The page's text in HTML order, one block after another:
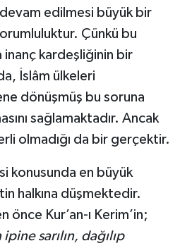
edilmesi büyük bir
Çünkü bu
inanç kardeşliğinin bir
İslâm ülkeleri
dönüşmüş bu soruna
sağlamaktadır. Ancak
olmadığı da bir gerçektir.
konusunda en büyük
halkına düşmektedir.
önce Kur’an-ı Kerim’in;
sarılın, dağılıp